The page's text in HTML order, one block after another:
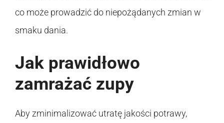
co może prowadzić do niepożądanych zmian w
smaku dania.
Jak prawidłowo
zamrażać zupy
Aby zminimalizować utratę jakości potrawy,